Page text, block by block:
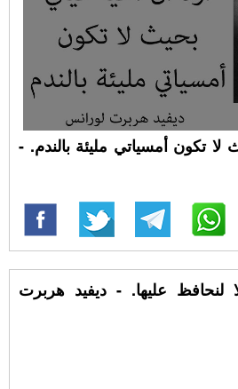
لا تكون أمسياتي مليئة بالندم. -
لا لنحافظ عليها. - ديفيد هربرت